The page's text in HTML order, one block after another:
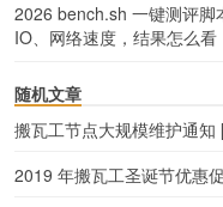
2026 bench.sh 一键测评脚
IO、网络速度，结果怎么看
随机文章
搬瓦工节点大规模维护通知
2019 年搬瓦工圣诞节优惠